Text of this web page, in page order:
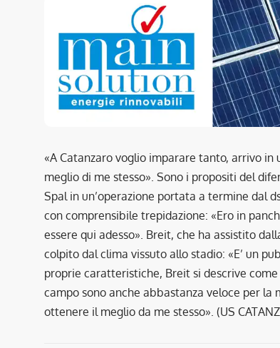
«A Catanzaro voglio imparare tanto, arrivo
meglio di me stesso». Sono i propositi del
Spal in un’operazione portata a termine dal
con comprensibile trepidazione: «Ero in
essere qui adesso». Breit, che ha assistito
colpito dal clima vissuto allo stadio: «E’ un
proprie caratteristiche, Breit si descrive
campo sono anche abbastanza veloce per
ottenere il meglio da me stesso». (US